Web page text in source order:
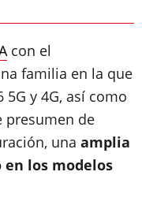
con el
familia en la que
y 4G, así como
presumen de
una amplia
los modelos